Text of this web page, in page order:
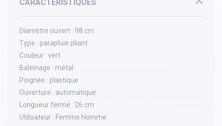
CARACTÉRISTIQUES
Diamètre ouvert : 98 cm
Type : parapluie pliant
Couleur : vert
Baleinage : métal
Poignée : plastique
Ouverture : automatique
Longueur fermé : 26 cm
Utilisateur : Femme Homme